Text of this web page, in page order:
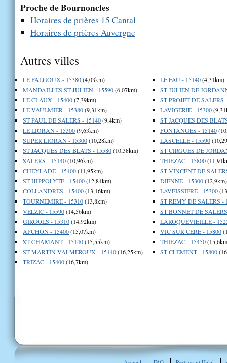
Proche de Bournoncles
Horaires de prières 15 Cantal
Horaires de prières Auvergne
Autres villes
LE FALGOUX - 15380(4,03km)
MANDAILLES ST JULIEN - 15590(6,07km)
LE CLAUX - 15400(7,39km)
LE VAULMIER - 15380(9,31km)
ST PAUL DE SALERS - 15140(9,4km)
LE LIORAN - 15300(9,63km)
SUPER LIORAN - 15300(10,28km)
ST JACQUES DES BLATS - 15580(10,38km)
SALERS - 15140(10,96km)
CHEYLADE - 15400(11,95km)
ST HIPPOLYTE - 15400(12,84km)
COLLANDRES - 15400(13,16km)
TOURNEMIRE - 15310(13,8km)
VELZIC - 15590(14,56km)
GIRGOLS - 15310(14,92km)
APCHON - 15400(15,07km)
ST CHAMANT - 15140(15,55km)
ST MARTIN VALMEROUX - 15140(16,25km)
TRIZAC - 15400(16,7km)
LE FAU - 15140(4,31km)
ST JULIEN DE
ST PROJET DE SALERS
LAVIGERIE - 15300
ST JACQUES DES
FONTANGES - 15140
LASCELLE - 15590
ST CIRGUES DE
THIEZAC - 15800
ST VINCENT DE
DIENNE - 15300(12,9km)
LAVEISSIERE - 15300
ST REMY DE SALERS -
ST BONNET DE
LAROQUEVIEILLE -
VIC SUR CERE - 15800
THIEZAC - 15450
ST CLEMENT - 15800